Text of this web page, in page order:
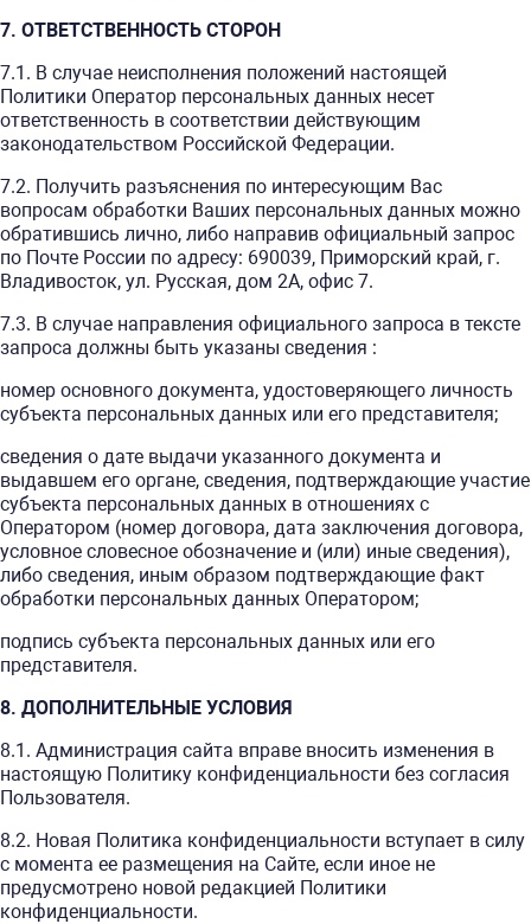
7. ОТВЕТСТВЕННОСТЬ СТОРОН
7.1. В случае неисполнения положений настоящей
Политики Оператор персональных данных несет
ответственность в соответствии действующим
законодательством Российской Федерации.
7.2. Получить разъяснения по интересующим Вас
вопросам обработки Ваших персональных данных можно
обратившись лично, либо направив официальный запрос
по Почте России по адресу: 690039, Приморский край, г.
Владивосток, ул. Русская, дом 2А, офис 7.
7.3. В случае направления официального запроса в тексте
запроса должны быть указаны сведения :
номер основного документа, удостоверяющего личность
субъекта персональных данных или его представителя;
сведения о дате выдачи указанного документа и
выдавшем его органе, сведения, подтверждающие участие
субъекта персональных данных в отношениях с
Оператором (номер договора, дата заключения договора,
условное словесное обозначение и (или) иные сведения),
либо сведения, иным образом подтверждающие факт
обработки персональных данных Оператором;
подпись субъекта персональных данных или его
представителя.
8. ДОПОЛНИТЕЛЬНЫЕ УСЛОВИЯ
8.1. Администрация сайта вправе вносить изменения в
настоящую Политику конфиденциальности без согласия
Пользователя.
8.2. Новая Политика конфиденциальности вступает в силу
с момента ее размещения на Сайте, если иное не
предусмотрено новой редакцией Политики
конфиденциальности.